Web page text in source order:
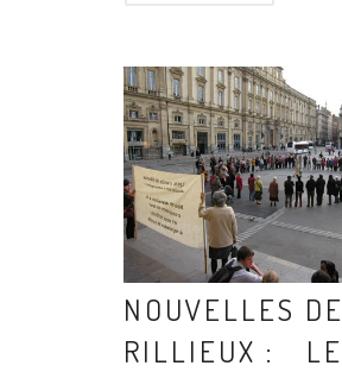
NOUVELLES DE
RILLIEUX : LE